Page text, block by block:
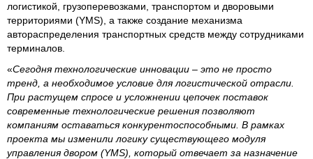
логистикой, грузоперевозками, транспортом и дворовыми
территориями (YMS), а также создание механизма
автораспределения транспортных средств между сотрудниками
терминалов.
«Сегодня технологические инновации – это не просто
тренд, а необходимое условие для логистической отрасли.
При растущем спросе и усложнении цепочек поставок
современные технологические решения позволяют
компаниям оставаться конкурентоспособными. В рамках
проекта мы изменили логику существующего модуля
управления двором (YMS), который отвечает за назначение